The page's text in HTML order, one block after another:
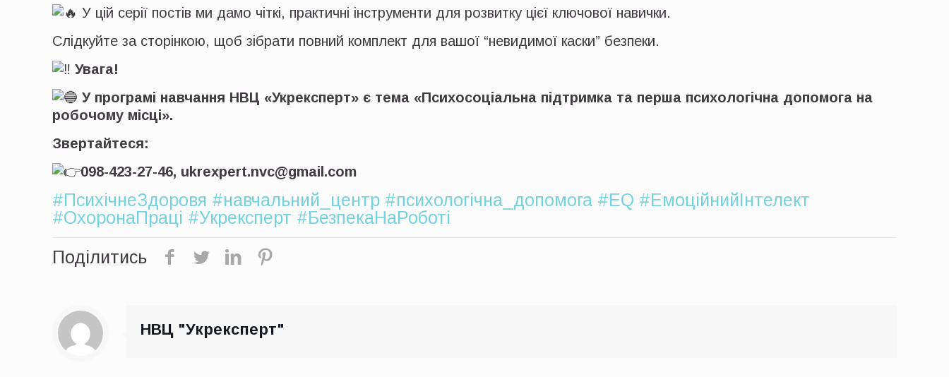
У цій серії постів ми дамо чіткі, практичні інструменти для розвитку цієї ключової навички.
Слідкуйте за сторінкою, щоб зібрати повний комплект для вашої “невидимої каски” безпеки.
Увага!
У програмі навчання НВЦ «Укрексперт» є тема «Психосоціальна підтримка та перша психологічна допомога на
робочому місці».
Звертайтеся:
098-423-27-46, ukrexpert.nvc@gmail.com
#ПсихічнеЗдоровя #навчальний_центр #психологічна_допомога #EQ #ЕмоційнийІнтелект
#ОхоронаПраці #Укрексперт #БезпекаНаРоботі
Поділитись
НВЦ "Укрексперт"